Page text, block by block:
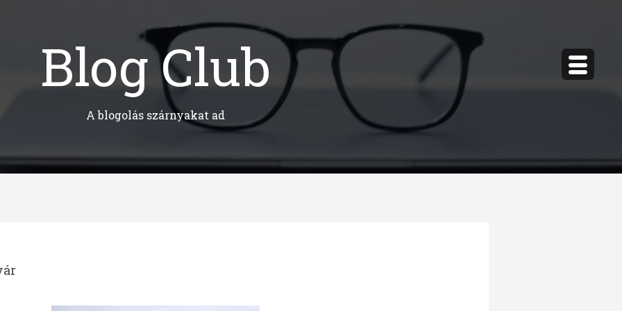
Blog Club
A blogolás szárnyakat ad